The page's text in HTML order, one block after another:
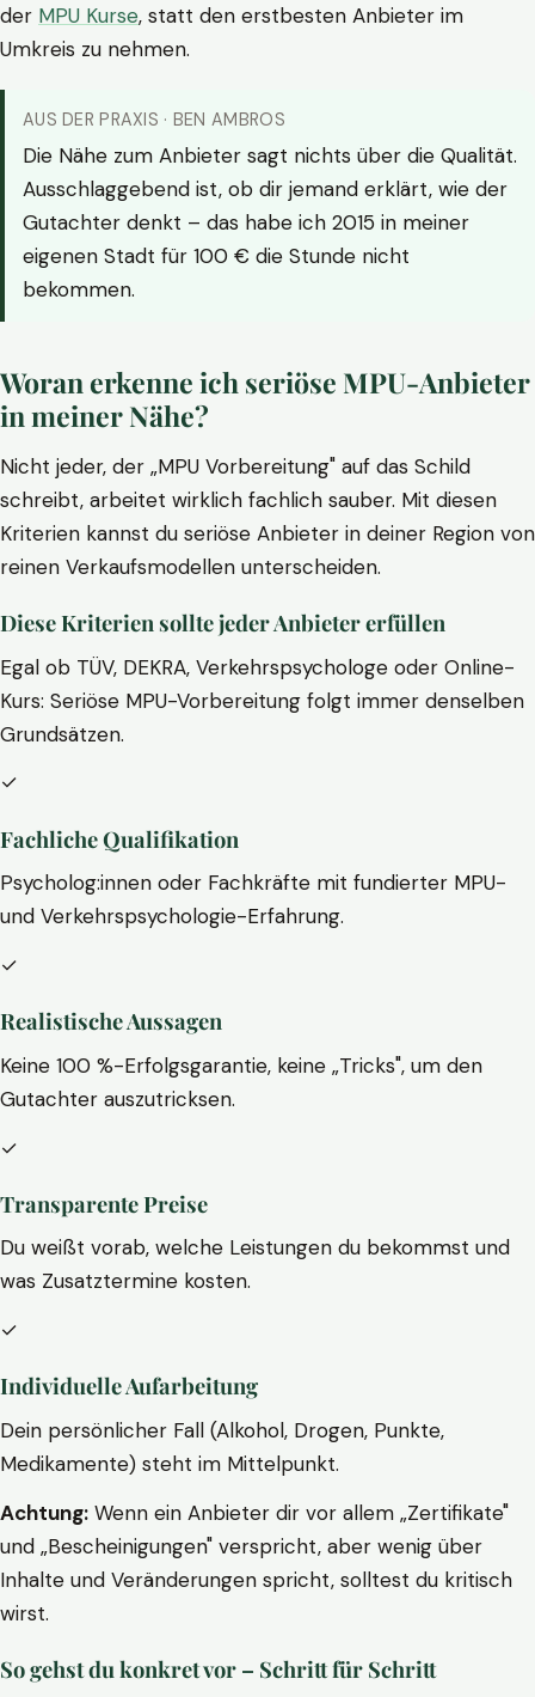
der MPU Kurse, statt den erstbesten Anbieter im
Umkreis zu nehmen.
AUS DER PRAXIS · BEN AMBROS
Die Nähe zum Anbieter sagt nichts über die Qualität.
Ausschlaggebend ist, ob dir jemand erklärt, wie der
Gutachter denkt – das habe ich 2015 in meiner
eigenen Stadt für 100 € die Stunde nicht
bekommen.
Woran erkenne ich seriöse MPU-Anbieter
in meiner Nähe?
Nicht jeder, der „MPU Vorbereitung" auf das Schild
schreibt, arbeitet wirklich fachlich sauber. Mit diesen
Kriterien kannst du seriöse Anbieter in deiner Region von
reinen Verkaufsmodellen unterscheiden.
Diese Kriterien sollte jeder Anbieter erfüllen
Egal ob TÜV, DEKRA, Verkehrspsychologe oder Online-
Kurs: Seriöse MPU-Vorbereitung folgt immer denselben
Grundsätzen.
✓
Fachliche Qualifikation
Psycholog:innen oder Fachkräfte mit fundierter MPU-
und Verkehrspsychologie-Erfahrung.
✓
Realistische Aussagen
Keine 100 %-Erfolgsgarantie, keine „Tricks", um den
Gutachter auszutricksen.
✓
Transparente Preise
Du weißt vorab, welche Leistungen du bekommst und
was Zusatztermine kosten.
✓
Individuelle Aufarbeitung
Dein persönlicher Fall (Alkohol, Drogen, Punkte,
Medikamente) steht im Mittelpunkt.
Achtung: Wenn ein Anbieter dir vor allem „Zertifikate"
und „Bescheinigungen" verspricht, aber wenig über
Inhalte und Veränderungen spricht, solltest du kritisch
wirst.
So gehst du konkret vor – Schritt für Schritt